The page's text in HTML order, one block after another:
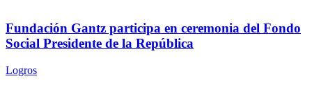
Fundación Gantz participa en ceremonia del Fondo
Social Presidente de la República
Logros